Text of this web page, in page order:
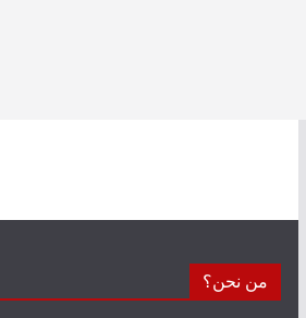
من نحن؟